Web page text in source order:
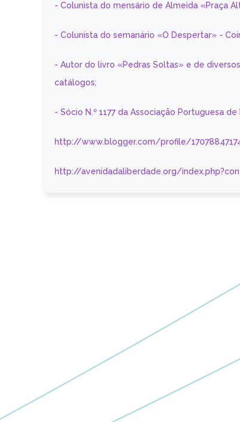
- Colunista do mensário de Almeida «Praça
- Colunista do semanário «O Despertar» -
- Autor do livro «Pedras Soltas» e de
catálogos;
- Sócio N.º 1177 da Associação Portuguesa de
http://www.blogger.com/profile/
http://avenidadaliberdade.org/